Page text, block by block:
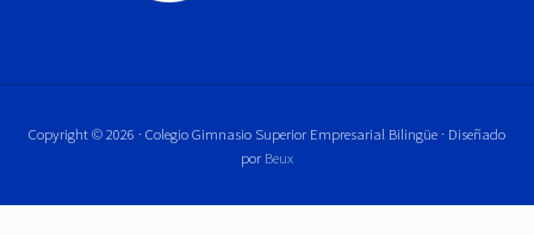
Copyright © 2026 · Colegio Gimnasio Superior Empresarial Bilingüe · Diseñado
por Beux